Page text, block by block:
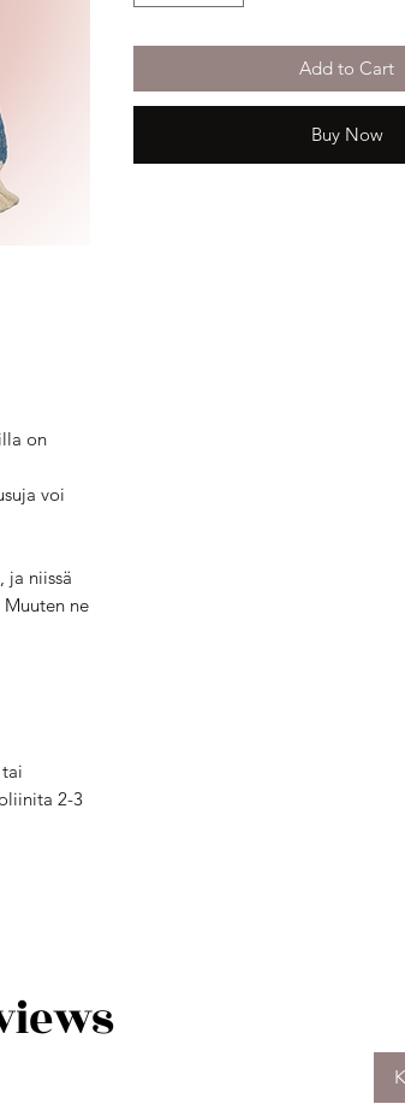
on
voi
ja niissä
Muuten ne
2-3
Add to Cart
Buy Now